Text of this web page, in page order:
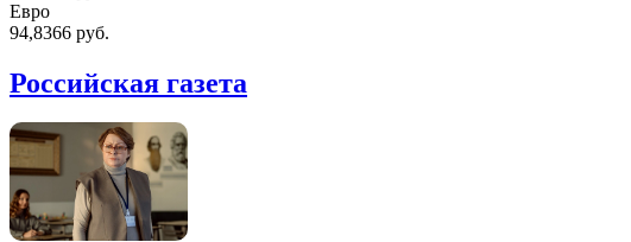
Евро
94,8366 руб.
Российская газета